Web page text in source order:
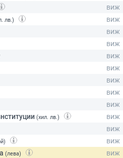
лв.)
(хил. лв.)
(лева)